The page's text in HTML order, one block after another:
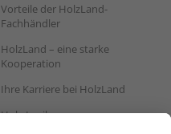
Vorteile der HolzLand-
Fachhändler
HolzLand – eine starke
Kooperation
Ihre Karriere bei HolzLand
Holz-Lexikon